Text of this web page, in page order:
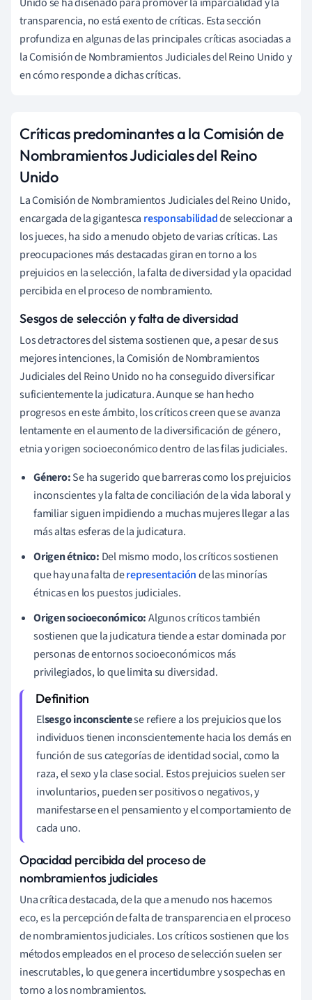
transparencia, no está exento de críticas. Esta sección
profundiza en algunas de las principales críticas asociadas a
la Comisión de Nombramientos Judiciales del Reino Unido y
en cómo responde a dichas críticas.
Críticas predominantes a la Comisión de
Nombramientos Judiciales del Reino
Unido
La Comisión de Nombramientos Judiciales del Reino Unido,
encargada de la gigantesca responsabilidadde seleccionar a
los jueces, ha sido a menudo objeto de varias críticas. Las
preocupaciones más destacadas giran en torno a los
prejuicios en la selección, la falta de diversidad y la opacidad
percibida en el proceso de nombramiento.
Sesgos de selección y falta de diversidad
Los detractores del sistema sostienen que, a pesar de sus
mejores intenciones, la Comisión de Nombramientos
Judiciales del Reino Unido no ha conseguido diversificar
suficientemente la judicatura. Aunque se han hecho
progresos en este ámbito, los críticos creen que se avanza
lentamente en el aumento de la diversificación de género,
etnia y origen socioeconómico dentro de las filas judiciales.
Género:Se ha sugerido que barreras como los prejuicios
inconscientes y la falta de conciliación de la vida laboral y
familiar siguen impidiendo a muchas mujeres llegar a las
más altas esferas de la judicatura.
Origen étnico: Del mismo modo, los críticos sostienen
que hay una falta derepresentaciónde las minorías
étnicas en los puestos judiciales.
Origen socioeconómico:Algunos críticos también
sostienen que la judicatura tiende a estar dominada por
personas de entornos socioeconómicos más
privilegiados, lo que limita su diversidad.
Elsesgo inconscientese refiere a los prejuicios que los
individuos tienen inconscientemente hacia los demás en
función de sus categorías de identidad social, como la
raza, el sexo y la clase social. Estos prejuicios suelen ser
involuntarios, pueden ser positivos o negativos, y
manifestarse en el pensamiento y el comportamiento de
cada uno.
Opacidad percibida del proceso de
nombramientos judiciales
Una crítica destacada, de la que a menudo nos hacemos
eco, es la percepción de falta de transparencia en el proceso
de nombramientos judiciales. Los críticos sostienen que los
métodos empleados en el proceso de selección suelen ser
inescrutables, lo que genera incertidumbre y sospechas en
torno a los nombramientos.